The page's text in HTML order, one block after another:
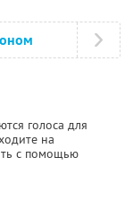
голоса для
на
с помощью